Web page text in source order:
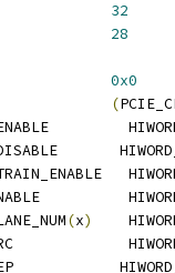
32
28
0x0
(
(x)